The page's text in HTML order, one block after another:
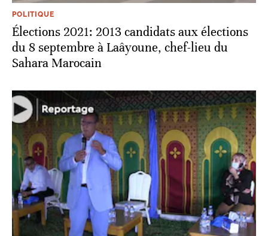
POLITIQUE
Élections 2021: 2013 candidats aux élections
du 8 septembre à Laâyoune, chef-lieu du
Sahara Marocain